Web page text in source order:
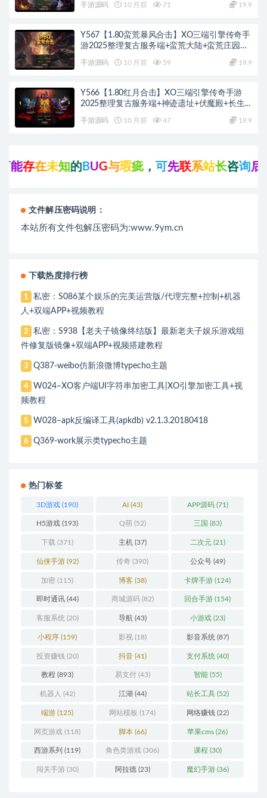
手游源码 10 月前 71 19.9
Y567【1.80蛮荒暴风合击】XO三端引擎传奇手
游2025整理复古服务端+蛮荒大陆+蛮荒庄园
手游源码 10 月前 59 19.9
Y566【1.80红月合击】XO三端引擎传奇手游
2025整理复古服务端+神迹遗址+伏魔殿+长生
手游源码 10 月前 47 19.9
在未知的BUG与瑕疵，可先联系站长咨询后再点
文件解压密码说明：
本站所有文件包解压密码为:www.9ym.cn
下载热度排行榜
1
私密：S086某个娱乐的完美运营版/代理完整+控制+机器
人+双端APP+视频教程
2
私密：S938【老夫子镜像终结版】最新老夫子娱乐游戏组
件修复版镜像+双端APP+视频搭建教程
3 Q387-weibo仿新浪微博typecho主题
4
W024–XO客户端UI字符串加密工具|XO引擎加密工具+视
频教程
5 W028–apk反编译工具(apkdb) v2.1.3.20180418
6 Q369-work展示类typecho主题
热门标签
3D游戏 (190) AI (43) APP源码(71)
H5游戏 (193) Q萌 (52) 三国 (83)
下载 (371) 主机(37) 二次元(21)
仙侠手游(92) 传奇 (390) 公众号(49)
加密 (115) 博客(38) 卡牌手游 (124)
即时通讯(44) 商城源码(82) 回合手游 (154)
客服系统 (20) 导航(43) 小游戏(23)
小程序 (159) 影视(18) 影音系统 (87)
投资赚钱 (20) 抖音(41) 支付系统 (40)
教程 (893) 易支付(43) 智能(55)
机器人 (42) 江湖 (44) 站长工具(52)
端游 (125) 网站模板 (174) 网络赚钱(22)
网页游戏 (118) 脚本(66) 苹果cms (26)
西游系列 (119) 角色类游戏 (306) 课程 (30)
闯关手游(30) 阿拉德(23) 魔幻手游(36)